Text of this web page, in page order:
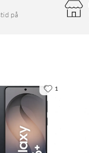
på
1